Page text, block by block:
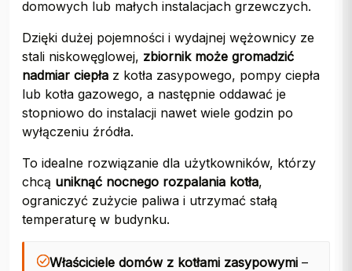
domowych lub małych instalacjach grzewczych.
Dzięki dużej pojemności i wydajnej wężownicy ze
stali niskowęglowej, zbiornik może gromadzić
nadmiar ciepła z kotła zasypowego, pompy ciepła
lub kotła gazowego, a następnie oddawać je
stopniowo do instalacji nawet wiele godzin po
wyłączeniu źródła.
To idealne rozwiązanie dla użytkowników, którzy
chcą uniknąć nocnego rozpalania kotła,
ograniczyć zużycie paliwa i utrzymać stałą
temperaturę w budynku.
Właściciele domów z kotłami zasypowymi –